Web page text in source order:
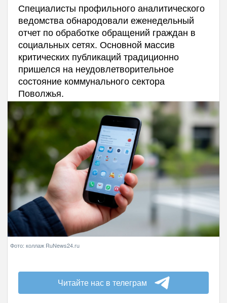
Специалисты профильного аналитического
ведомства обнародовали еженедельный
отчет по обработке обращений граждан в
социальных сетях. Основной массив
критических публикаций традиционно
пришелся на неудовлетворительное
состояние коммунального сектора
Поволжья.
Фото: коллаж RuNews24.ru
Читайте нас в телеграм